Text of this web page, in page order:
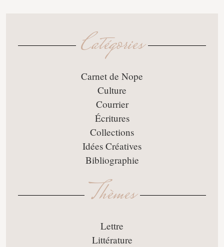
Catégories
Carnet de Nope
Culture
Courrier
Écritures
Collections
Idées Créatives
Bibliographie
Thèmes
Lettre
Littérature